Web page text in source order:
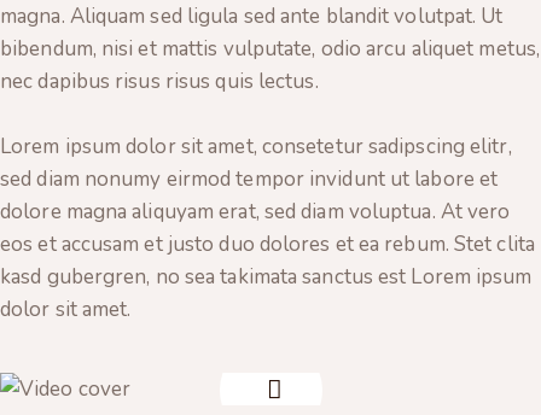
magna. Aliquam sed ligula sed ante blandit volutpat. Ut
bibendum, nisi et mattis vulputate, odio arcu aliquet metus,
nec dapibus risus risus quis lectus.
Lorem ipsum dolor sit amet, consetetur sadipscing elitr,
sed diam nonumy eirmod tempor invidunt ut labore et
dolore magna aliquyam erat, sed diam voluptua. At vero
eos et accusam et justo duo dolores et ea rebum. Stet clita
kasd gubergren, no sea takimata sanctus est Lorem ipsum
dolor sit amet.